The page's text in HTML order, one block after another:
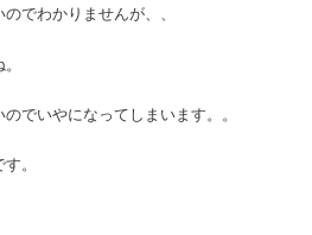
でわかりませんが、、
でいやになってしまいます。。
。